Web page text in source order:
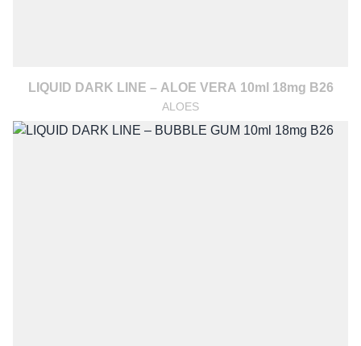
LIQUID DARK LINE – ALOE VERA 10ml 18mg B26
ALOES